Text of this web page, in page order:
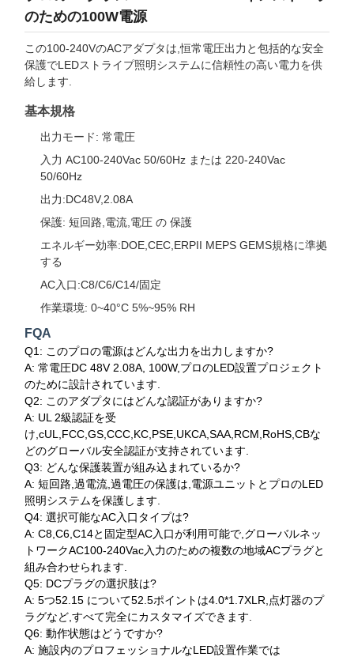
のための100W電源
この100-240VのACアダプタは,恒常電圧出力と包括的な安全
保護でLEDストライプ照明システムに信頼性の高い電力を供
給します.
基本規格
出力モード: 常電圧
入力 AC100-240Vac 50/60Hz または 220-240Vac
50/60Hz
出力:DC48V,2.08A
保護: 短回路,電流,電圧 の 保護
エネルギー効率:DOE,CEC,ERPII MEPS GEMS規格に準拠
する
AC入口:C8/C6/C14/固定
作業環境: 0~40°C 5%~95% RH
FQA
Q1: このプロの電源はどんな出力を出力しますか?
A: 常電圧DC 48V 2.08A, 100W,プロのLED設置プロジェクト
のために設計されています.
Q2: このアダプタにはどんな認証がありますか?
A: UL 2級認証を受
け,cUL,FCC,GS,CCC,KC,PSE,UKCA,SAA,RCM,RoHS,CBな
どのグローバル安全認証が支持されています.
Q3: どんな保護装置が組み込まれているか?
A: 短回路,過電流,過電圧の保護は,電源ユニットとプロのLED
照明システムを保護します.
Q4: 選択可能なAC入口タイプは?
A: C8,C6,C14と固定型AC入口が利用可能で,グローバルネッ
トワークAC100-240Vac入力のための複数の地域ACプラグと
組み合わせられます.
Q5: DCプラグの選択肢は?
A: 5つ52.15 について52.5ポイントは4.0*1.7XLR,点灯器のプ
ラグなど,すべて完全にカスタマイズできます.
Q6: 動作状態はどうですか?
A: 施設内のプロフェッショナルなLED設置作業では